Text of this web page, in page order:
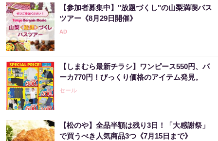
【参加者募集中】"放題づくし"の山梨満喫バス
ツアー《8月29日開催》
【しまむら最新チラシ】ワンピース550円、パ
ーカ770円！びっくり価格のアイテム発見。
セール
【松のや】全品半額は残り3日！「大感謝祭」
で買うべき人気商品3つ《7月15日まで》